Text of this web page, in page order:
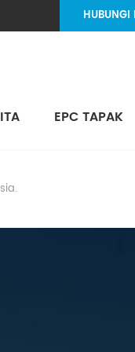
HUBUNGI
EPC TAPAK